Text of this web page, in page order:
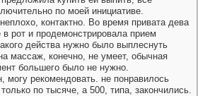
по моей инициативе.
контактно. Во время привата дева
рот и продемонстрировала прием
действа нужно было выплеснуть
массаж, конечно, не умеет, обычная
большего было не нужно.
могу рекомендовать. не понравилось
по тысяче, а 500, типа, закончились.